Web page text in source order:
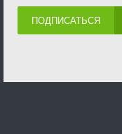
ПОДПИСАТЬСЯ